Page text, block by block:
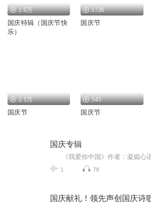
1.6万
国庆特辑（国庆节快
乐）
1726
国庆节
2.1万
国庆节
543
国庆节
国庆专辑
1 78
国庆献礼！领先声创国庆诗